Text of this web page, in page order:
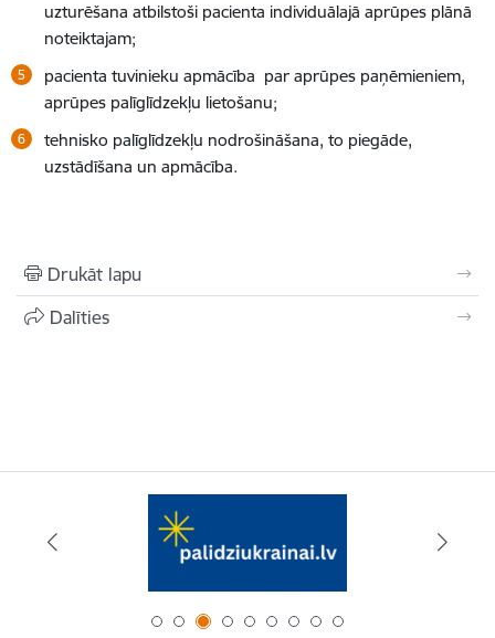
uzturēšana atbilstoši pacienta individuālajā aprūpes plānā
noteiktajam;
pacienta tuvinieku apmācība par aprūpes paņēmieniem,
aprūpes palīglīdzekļu lietošanu;
tehnisko palīglīdzekļu nodrošināšana, to piegāde,
uzstādīšana un apmācība.
Drukāt lapu
Dalīties